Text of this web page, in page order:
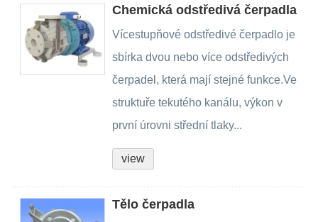
Chemická odstředivá čerpadla
Vícestupňové odstředivé čerpadlo je
sbírka dvou nebo více odstředivých
čerpadel, která mají stejné funkce.Ve
struktuře tekutého kanálu, výkon v
první úrovni střední tlaky...
view
Tělo čerpadla